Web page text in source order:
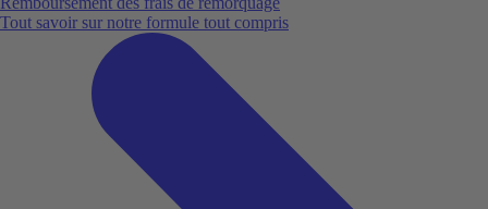
Tout savoir sur notre formule tout compris